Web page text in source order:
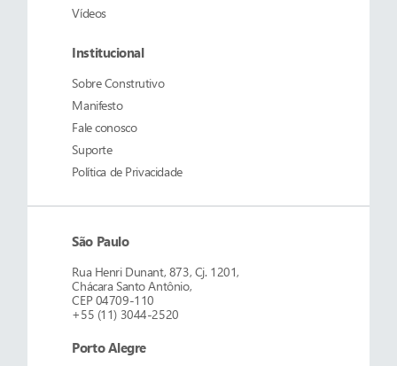
Vídeos
Institucional
SobreConstrutivo
Manifesto
Fale conosco
Suporte
Política de Privacidade
São Paulo
Rua Henri Dunant, 873, Cj. 1201,
Chácara Santo Antônio,
CEP 04709-110
+55 (11) 3044-2520
Porto Alegre